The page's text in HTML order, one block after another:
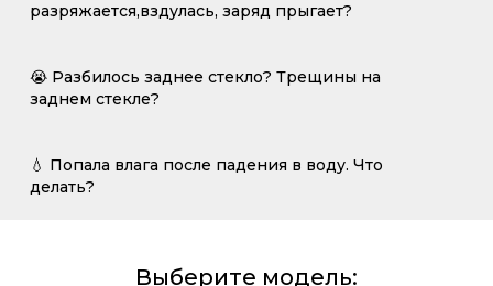
разряжается,вздулась, заряд прыгает?
😭 Разбилось заднее стекло? Трещины на
заднем стекле?
💧 Попала влага после падения в воду. Что
делать?
Выберите модель: